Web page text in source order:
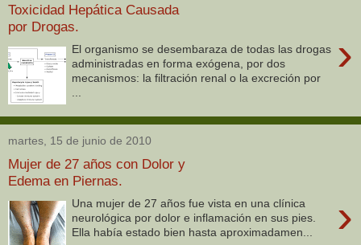
Toxicidad Hepática Causada
por Drogas.
›
El organismo se desembaraza de todas las drogas
administradas en forma exógena, por dos
mecanismos: la filtración renal o la excreción por
...
martes, 15 de junio de 2010
Mujer de 27 años con Dolor y
Edema en Piernas.
›
Una mujer de 27 años fue vista en una clínica
neurológica por dolor e inflamación en sus pies.
Ella había estado bien hasta aproximadamen...